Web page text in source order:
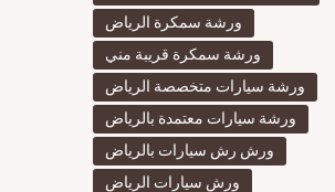
ورشة سمكرة الرياض
ورشة سمكرة قريبة مني
ورشة سيارات متخصصة الرياض
ورشة سيارات معتمدة بالرياض
ورش رش سيارات بالرياض
ورش سيارات الرياض